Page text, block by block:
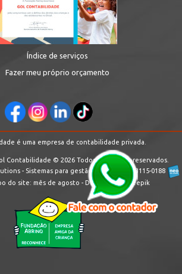
Índice de serviços
Fazer meu próprio orçamento
é uma empresa de contabilidade privada.
Contabilidade © 2026 Todos os direitos reservados.
- Sistemas para gestão Contábil - 11 3115-0188
do site: mês de agosto - Designed by Freepik